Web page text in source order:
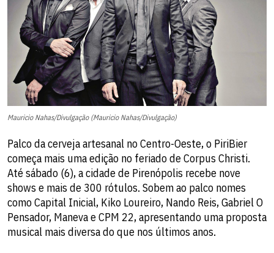
Mauricio Nahas/Divulgação (Mauricio Nahas/Divulgação)
Palco da cerveja artesanal no Centro-Oeste, o PiriBier
começa mais uma edição no feriado de Corpus Christi.
Até sábado (6), a cidade de Pirenópolis recebe nove
shows e mais de 300 rótulos. Sobem ao palco nomes
como Capital Inicial, Kiko Loureiro, Nando Reis, Gabriel O
Pensador, Maneva e CPM 22, apresentando uma proposta
musical mais diversa do que nos últimos anos.